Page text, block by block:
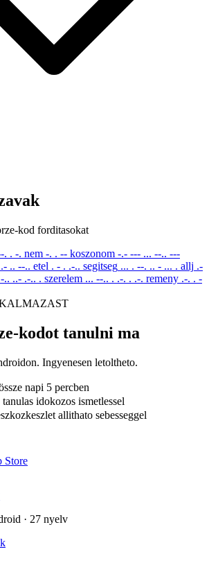
kod forditasokat
. . -. nem -. . -- koszonom -.- --- ... --.. ---
.. --.. etel . - . .-.. segitseg ... . --. .. - ... . allj .-
.. ..- .-.. . szerelem ... --.. . .-. . .-. remeny .-. . -
kodot tanulni ma
Ingyenesen letoltheto.
napi 5 percben
idokozos ismetlessel
allithato sebesseggel
Store
· 27 nyelv